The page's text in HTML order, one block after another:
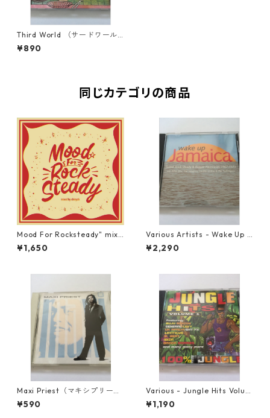
Third World （サードワール
ド） - 96 Degrees In The Sh
ade【 CD】
¥890
同じカテゴリの商品
Mood For Rocksteady" mixe
d by Shinyah【CD-50000】
¥1,650
Various Artists - Wake Up J
amaica Part 1【CD】
¥2,290
Maxi Priest（マキシプリース
ト） - Maxi【CD】
¥590
Various - Jungle Hits Volum
e 1【CD】
¥1,190